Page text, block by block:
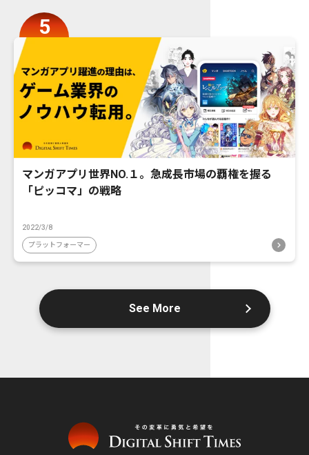
マンガアプリ世界NO.１。急成長市場の覇権を握る
「ピッコマ」の戦略
2022/3/8
プラットフォーマー
See More